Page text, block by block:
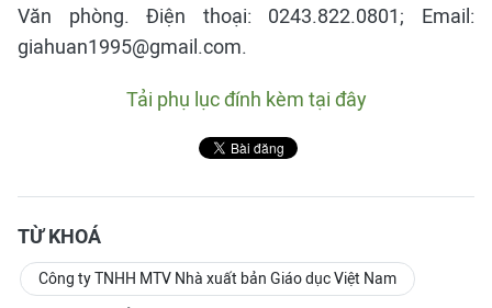
Văn phòng. Điện thoại: 0243.822.0801; Email:
giahuan1995@gmail.com.
Tải phụ lục đính kèm tại đây
TỪ KHOÁ
Công ty TNHH MTV Nhà xuất bản Giáo dục Việt Nam